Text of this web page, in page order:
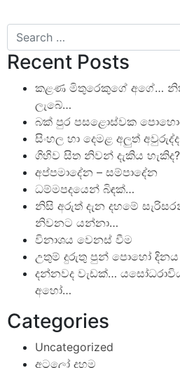
Search
Recent Posts
කළණ මිතුරෙකුගේ අගේ…
ලැබේ…
බක් පුර පසළොස්වක
සිංහල හා දෙමළ අලුත් අවුරුද්ද
ගිහිව සිත නිවන් දැකිය හැකිද?
අප්පමාදේන – සම්පාදේන
ධම්මපදයෙන් බිඳක්…
නිසි අරුත් දැන දහමේ
නිවනට යන්නා…
විනාශය වෙනස් වීම
උතුම් දුරුතු පුන් පොහෝ දිනය
දන්නවද වැඩක්…
අහෝ…
Categories
Uncategorized
අටලෝ දහම